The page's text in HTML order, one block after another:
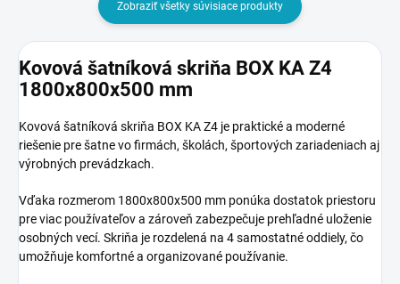
Zobraziť všetky súvisiace produkty
Kovová šatníková skriňa BOX KA Z4
1800x800x500 mm
Kovová šatníková skriňa BOX KA Z4 je praktické a moderné
riešenie pre šatne vo firmách, školách, športových zariadeniach aj
výrobných prevádzkach.
Vďaka rozmerom 1800x800x500 mm ponúka dostatok priestoru
pre viac používateľov a zároveň zabezpečuje prehľadné uloženie
osobných vecí. Skriňa je rozdelená na 4 samostatné oddiely, čo
umožňuje komfortné a organizované používanie.